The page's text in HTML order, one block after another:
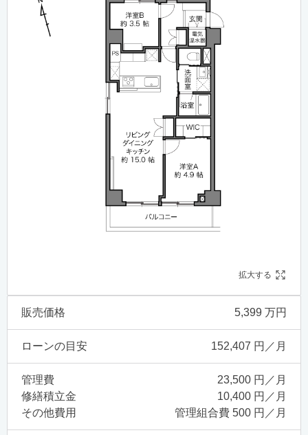
拡大する
販売価格 5,399 万円
ローンの目安 152,407 円／月
管理費
23,500 円／月
修繕積立金
10,400 円／月
その他費用
管理組合費 500 円／月